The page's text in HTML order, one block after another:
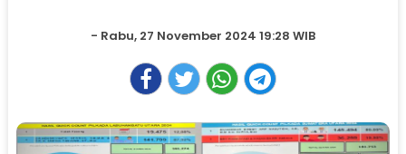
- Rabu, 27 November 2024 19:28 WIB